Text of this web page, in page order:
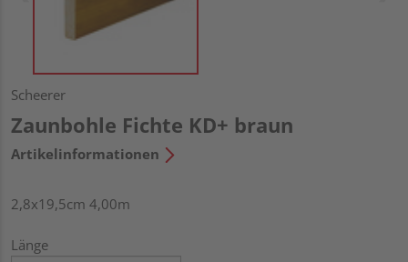
Scheerer
Zaunbohle Fichte KD+ braun
Artikelinformationen
2,8x19,5cm 4,00m
Länge